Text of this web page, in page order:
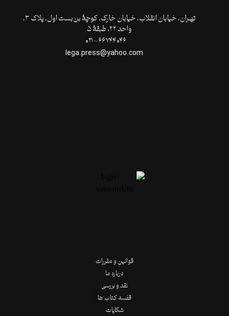
تهـران،‌ خیابان انقلاب، خیابان خارک، کوچۀ بن‌بست اول، پلاک ۳،
واحد ۲۲، طبقۀ ۵
قوانین و مقررات
درباره ما
نقد و بررسی
قفسه کتاب ها
شکایات